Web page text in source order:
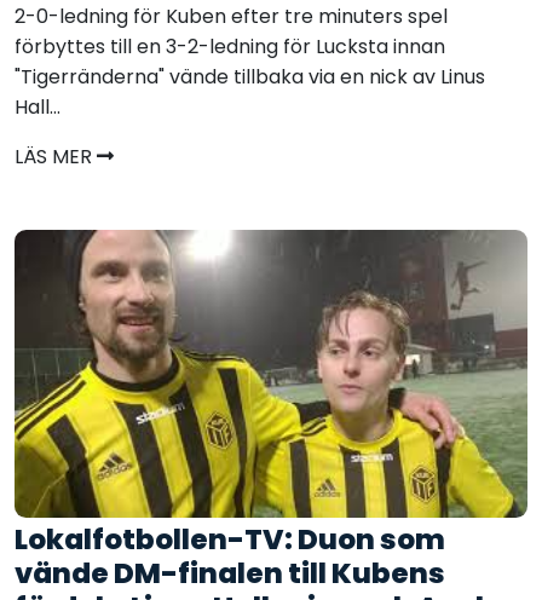
2-0-ledning för Kuben efter tre minuters spel
förbyttes till en 3-2-ledning för Lucksta innan
"Tigerränderna" vände tillbaka via en nick av Linus
Hall...
LÄS MER
Lokalfotbollen-TV: Duon som
vände DM-finalen till Kubens